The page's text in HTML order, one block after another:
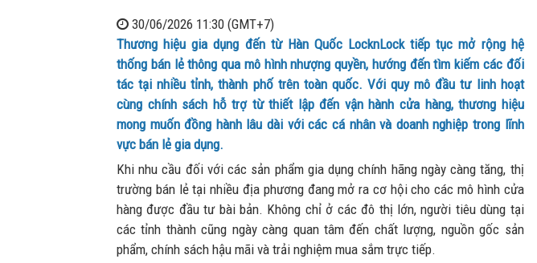
30/06/2026 11:30 (GMT+7)
Thương hiệu gia dụng đến từ Hàn Quốc LocknLock tiếp tục mở rộng hệ
thống bán lẻ thông qua mô hình nhượng quyền, hướng đến tìm kiếm các đối
tác tại nhiều tỉnh, thành phố trên toàn quốc. Với quy mô đầu tư linh hoạt
cùng chính sách hỗ trợ từ thiết lập đến vận hành cửa hàng, thương hiệu
mong muốn đồng hành lâu dài với các cá nhân và doanh nghiệp trong lĩnh
vực bán lẻ gia dụng.
Khi nhu cầu đối với các sản phẩm gia dụng chính hãng ngày càng tăng, thị
trường bán lẻ tại nhiều địa phương đang mở ra cơ hội cho các mô hình cửa
hàng được đầu tư bài bản. Không chỉ ở các đô thị lớn, người tiêu dùng tại
các tỉnh thành cũng ngày càng quan tâm đến chất lượng, nguồn gốc sản
phẩm, chính sách hậu mãi và trải nghiệm mua sắm trực tiếp.